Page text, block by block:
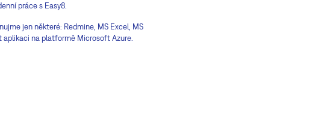
práce s Easy8.
jen některé: Redmine, MS Excel, MS
na platformě Microsoft Azure.